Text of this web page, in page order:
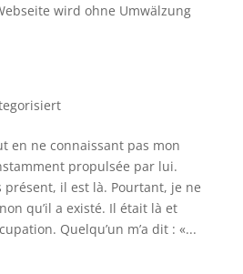
wird ohne Umwälzung
en ne connaissant pas mon
propulsée par lui.
présent, il est là. Pourtant, je ne
qu’il a existé. Il était là et
Quelqu’un m’a dit : «...